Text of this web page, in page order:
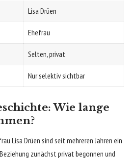
Lisa Drüen
Ehefrau
Selten, privat
Nur selektiv sichtbar
Wie lange
Lisa Drüen sind seit mehreren Jahren ein
zunächst privat begonnen und